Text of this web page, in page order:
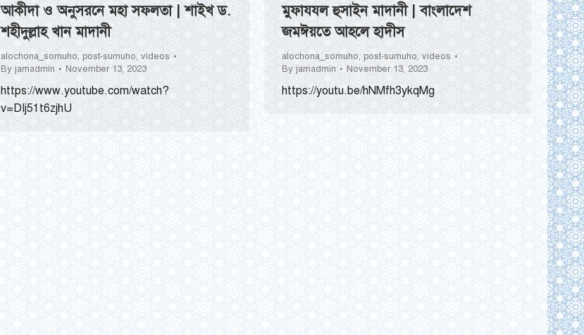
আকীদা ও অনুসরনে মহা সফলতা | শাইখ ড.
শহীদুল্লাহ খান মাদানী
alochona_somuho, post-sumuho, videos
By jamadmin November 13, 2023
https://www.youtube.com/watch?
v=DIj51t6zjhU
মুফাযযল হুসাইন মাদানী | বাংলাদেশ
জমঈয়তে আহলে হাদীস
alochona_somuho, post-sumuho, videos
By jamadmin November 13, 2023
https://youtu.be/hNMfh3ykqMg